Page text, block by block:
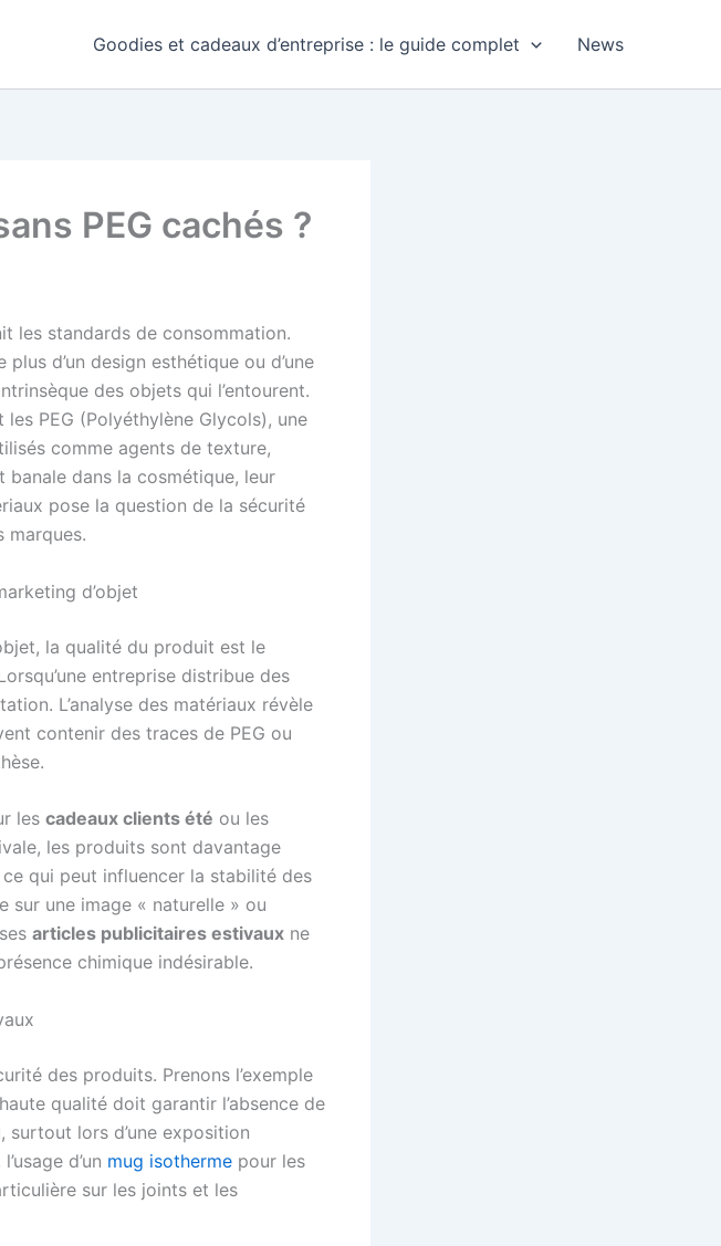
Goodies et cadeaux d’entreprise : le guide complet News
PEG cachés ?
les standards de consommation.
d’un design esthétique ou d’une
des objets qui l’entourent.
PEG (Polyéthylène Glycols), une
comme agents de texture,
banale dans la cosmétique, leur
pose la question de la sécurité
marques.
d’objet
la qualité du produit est le
entreprise distribue des
L’analyse des matériaux révèle
contenir des traces de PEG ou
les cadeaux clients été ou les
les produits sont davantage
qui peut influencer la stabilité des
sur une image « naturelle » ou
articles publicitaires estivaux ne
chimique indésirable.
des produits. Prenons l’exemple
qualité doit garantir l’absence de
surtout lors d’une exposition
d’un mug isotherme pour les
sur les joints et les